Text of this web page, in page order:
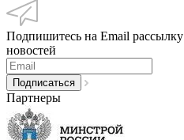
Подпишитесь на Email рассылку
новостей
Партнеры